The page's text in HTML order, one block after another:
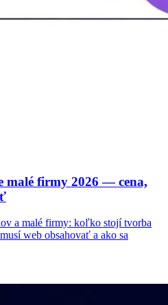
malé firmy 2026 — cena,
a malé firmy: koľko stojí tvorba
web obsahovať a ako sa